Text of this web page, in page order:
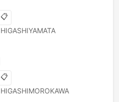
📋
HIGASHIYAMATA
📋
HIGASHIMOROKAWA